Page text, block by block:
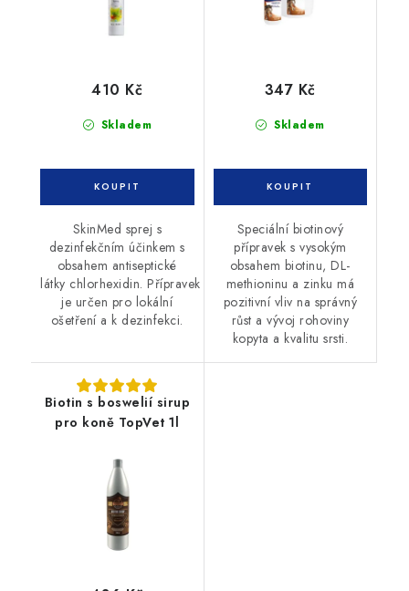
Skladem
410 Kč
SkinMed sprej s
dezinfekčním účinkem s
obsahem antiseptické
látky chlorhexidin. Přípravek
je určen pro lokální
ošetření a k dezinfekci.
Skladem
347 Kč
Speciální biotinový
přípravek s vysokým
obsahem biotinu, DL-
methioninu a zinku má
pozitivní vliv na správný
růst a vývoj rohoviny
kopyta a kvalitu srsti.
Biotin s boswelií sirup
pro koně TopVet 1l